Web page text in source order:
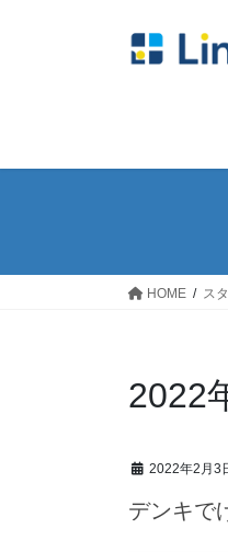
ス
ン
HOME ス
2022
2022年2月3
デンキで